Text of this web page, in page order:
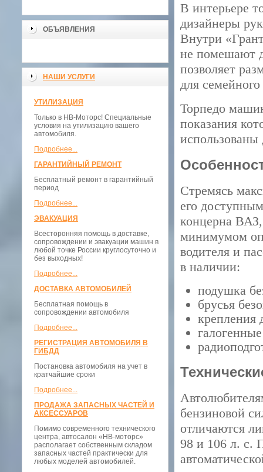
ОБЪЯВЛЕНИЯ
НАШИ УСЛУГИ
УТИЛИЗАЦИЯ
Только в НВ-Моторс! Специальные
условия на утилизацию вашего
автомобиля.
Подробнее...
ГАРАНТИЙНЫЙ РЕМОНТ
Бесплатный ремонт в гарантийный
период
Подробнее...
ЭВАКУАЦИЯ
Всесторонняя помощь в доставке,
сопровождении и эвакуации машин в
любой точке России круглосуточно и
без выходных!
Подробнее...
ДОСТАВКА АВТОМОБИЛЕЙ
Бесплатная помощь в
сопровождении автомобиля
Подробнее...
РЕГИСТРАЦИЯ АВТОМОБИЛЯ В
ГИБДД
Постановка автомобиля на учет в
кратчайшие сроки
Подробнее...
ПРОДАЖА ЗАПАСНЫХ ЧАСТЕЙ И
АКСЕССУАРОВ
Помимо современного технического
центра, автосалон «НВ-моторс»
располагает собственным складом
запасных частей практически для
любых моделей автомобилей.
В интерьере
дизайнеры
Внутри
не помешают
позволяет
для
Торпедо
показания
использованы
Стремясь
его
концерна
минимумом
водителя и
в наличии:
подушка
брусья
крепления
бензиновой
отличаются
98 и 106 л. с.